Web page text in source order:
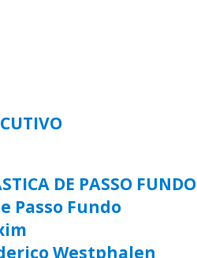
DE PASSO FUNDO
Passo Fundo
Westphalen